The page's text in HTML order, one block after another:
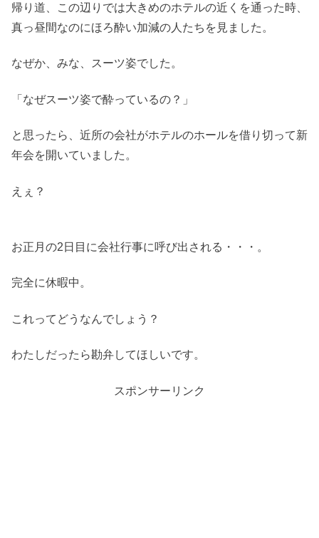
帰り道、この辺りでは大きめのホテルの近くを通った時、
真っ昼間なのにほろ酔い加減の人たちを見ました。
なぜか、みな、スーツ姿でした。
「なぜスーツ姿で酔っているの？」
と思ったら、近所の会社がホテルのホールを借り切って新
年会を開いていました。
えぇ？
お正月の2日目に会社行事に呼び出される・・・。
完全に休暇中。
これってどうなんでしょう？
わたしだったら勘弁してほしいです。
スポンサーリンク